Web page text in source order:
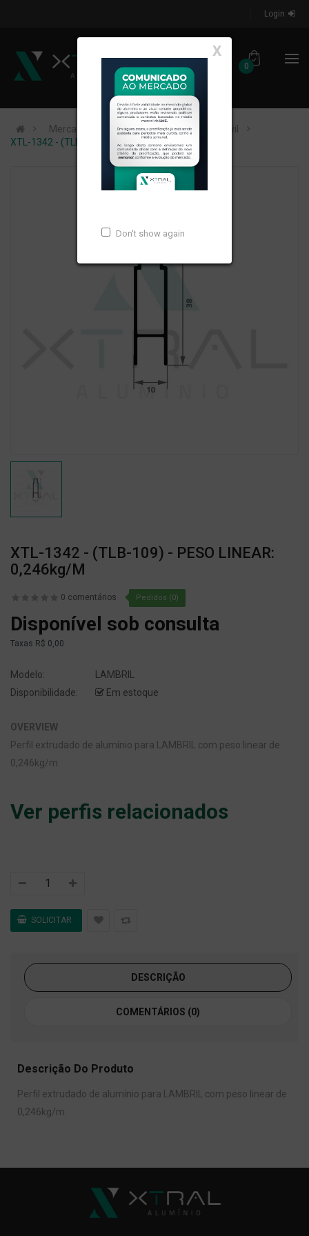
Login
0
X
Don't show again
Mercados de Atuação
Construção Civil
XTL-1342 - (TLB-109) - PESO LINEAR: 0,246kg/m
XTL-1342 - (TLB-109) - PESO LINEAR:
0,246kg/m
0 comentários Pedidos (0)
Disponível sob consulta
Taxas R$ 0,00
Modelo:
LAMBRIL
Disponibilidade:
Em estoque
OVERVIEW
Perfil extrudado de alumínio para LAMBRIL com peso linear de
0,246kg/m.
Ver perfis relacionados
DESCRIÇÃO
COMENTÁRIOS (0)
Descrição Do Produto
Perfil extrudado de alumínio para LAMBRIL com peso linear de
0,246kg/m.